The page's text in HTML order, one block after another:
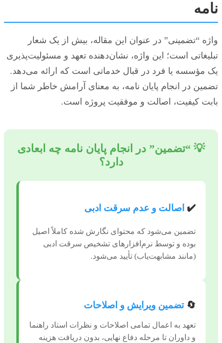
نامه
واژه “تضمینی” در عنوان این مقاله، بیش از یک شعار
تبلیغاتی است؛ این واژه، نشان‌دهنده تعهد و مسئولیت‌پذیری
یک مؤسسه یا فرد در قبال خدماتی است که ارائه می‌دهد.
تضمین در انجام پایان نامه، به معنای آرامش خاطر شما از
بابت کیفیت، اصالت و موفقیت پروژه است.
💡 “تضمین” در انجام پایان نامه چه ابعادی
دارد؟
✔️ اصالت و عدم سرقت ادبی
تضمین می‌شود که محتوای نگارش شده کاملاً اصیل
بوده و توسط نرم‌افزارهای تشخیص سرقت ادبی
(مانند مشابهت‌یاب) تأیید می‌شود.
🔄تضمین ویرایش و اصلاحات
تعهد به اعمال تمامی اصلاحات و نظرات استاد راهنما
و داوران تا مرحله دفاع نهایی، بدون دریافت هزینه